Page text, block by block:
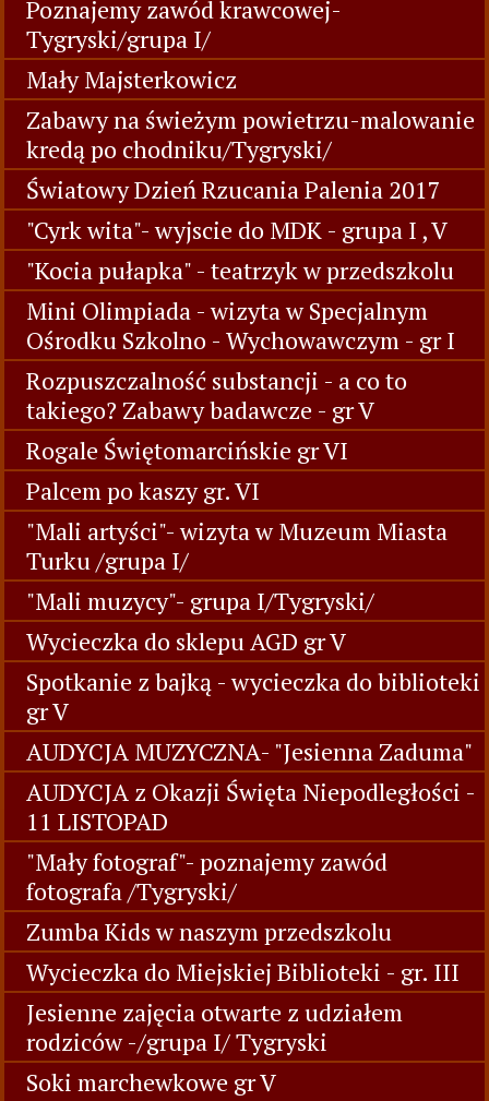
Poznajemy zawód krawcowej-
Tygryski/grupa I/
Mały Majsterkowicz
Zabawy na świeżym powietrzu-malowanie
kredą po chodniku/Tygryski/
Światowy Dzień Rzucania Palenia 2017
"Cyrk wita"- wyjscie do MDK - grupa I , V
"Kocia pułapka" - teatrzyk w przedszkolu
Mini Olimpiada - wizyta w Specjalnym
Ośrodku Szkolno - Wychowawczym - gr I
Rozpuszczalność substancji - a co to
takiego? Zabawy badawcze - gr V
Rogale Świętomarcińskie gr VI
Palcem po kaszy gr. VI
"Mali artyści"- wizyta w Muzeum Miasta
Turku /grupa I/
"Mali muzycy"- grupa I/Tygryski/
Wycieczka do sklepu AGD gr V
Spotkanie z bajką - wycieczka do biblioteki
gr V
AUDYCJA MUZYCZNA- "Jesienna Zaduma"
AUDYCJA z Okazji Święta Niepodległości -
11 LISTOPAD
"Mały fotograf"- poznajemy zawód
fotografa /Tygryski/
Zumba Kids w naszym przedszkolu
Wycieczka do Miejskiej Biblioteki - gr. III
Jesienne zajęcia otwarte z udziałem
rodziców -/grupa I/ Tygryski
Soki marchewkowe gr V